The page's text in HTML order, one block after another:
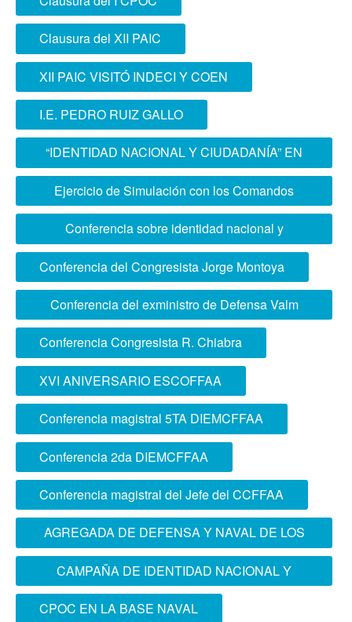
Clausura del XII PAIC
XII PAIC VISITÓ INDECI Y COEN
I.E. PEDRO RUIZ GALLO
“IDENTIDAD NACIONAL Y CIUDADANÍA” EN
I.E. SILVA DE OCHOA
Ejercicio de Simulación con los Comandos
Operacionales del Norte y Sur
Conferencia sobre identidad nacional y
ciudadanía en IE QUIÑONEZ de La Molina
Conferencia del Congresista Jorge Montoya
Conferencia del exministro de Defensa Valm
Jorge Moscoso
Conferencia Congresista R. Chiabra
XVI ANIVERSARIO ESCOFFAA
Conferencia magistral 5TA DIEMCFFAA
Conferencia 2da DIEMCFFAA
Conferencia magistral del Jefe del CCFFAA
AGREGADA DE DEFENSA Y NAVAL DE LOS
ESTADOS UNIDOS DE AMÉRICA VISITÓ LA
ESCOFFAA
CAMPAÑA DE IDENTIDAD NACIONAL Y
CIUDADANÍA EN COLEGIO SOYER
CPOC EN LA BASE NAVAL